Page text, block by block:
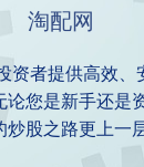
淘配网
者提供高效
您是新手还
股之路更上一